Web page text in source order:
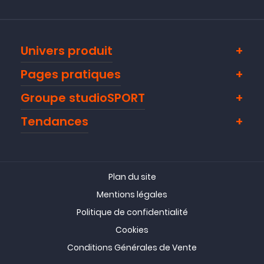
Avis collecté par Trustpilot
super pratique sur le terrain
( 17/05/21 )
étain de super qualité
Univers produit
Pages pratiques
Groupe studioSPORT
Tendances
Plan du site
Mentions légales
Politique de confidentialité
Cookies
Conditions Générales de Vente